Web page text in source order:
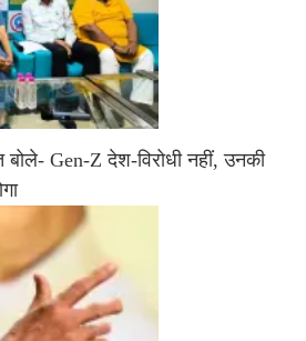
Gen-Z देश-विरोधी नहीं, उनकी